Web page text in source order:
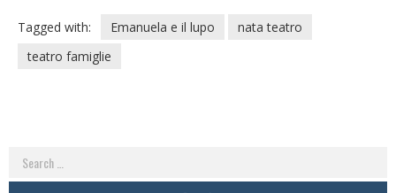
Tagged with: Emanuela e il lupo
nata teatro
teatro famiglie
Search
for: